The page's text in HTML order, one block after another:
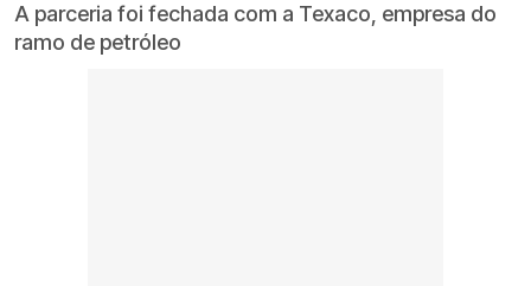
A parceria foi fechada com a Texaco, empresa do
ramo de petróleo